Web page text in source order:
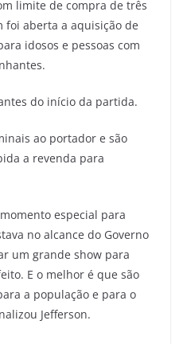
limite de compra de três
foi aberta a aquisição de
idosos e pessoas com
do início da partida.
ao portador e são
a revenda para
especial para
no alcance do Governo
um grande show para
E o melhor é que são
a população e para o
Jefferson.